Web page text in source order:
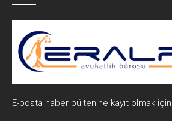
E-posta haber bültenine kayıt olmak için